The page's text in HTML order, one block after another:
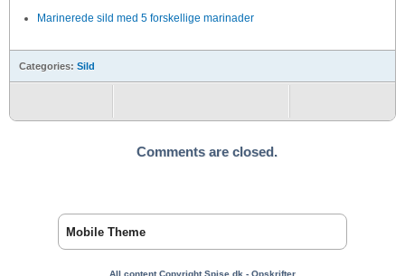
Marinerede sild med 5 forskellige marinader
Categories: Sild
Comments are closed.
Mobile Theme
All content Copyright Spise.dk - Opskrifter